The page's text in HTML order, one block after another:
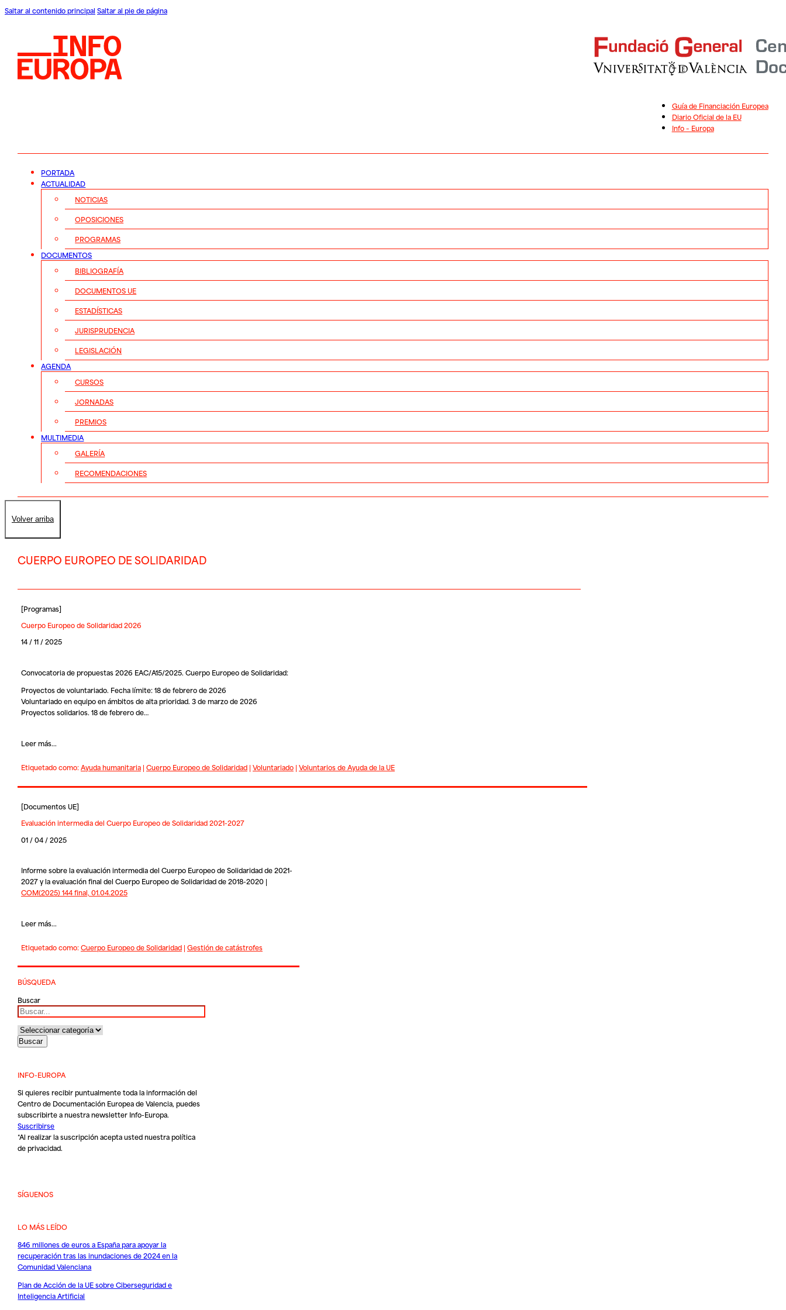
Saltar al contenido principal Saltar al pie de página
Guía de Financiación Europea
Diario Oficial de la EU
Info – Europa
PORTADA
ACTUALIDAD
NOTICIAS
OPOSICIONES
PROGRAMAS
DOCUMENTOS
BIBLIOGRAFÍA
DOCUMENTOS UE
ESTADÍSTICAS
JURISPRUDENCIA
LEGISLACIÓN
AGENDA
CURSOS
JORNADAS
PREMIOS
MULTIMEDIA
GALERÍA
RECOMENDACIONES
Volver arriba
CUERPO EUROPEO DE SOLIDARIDAD
[Programas]
Cuerpo Europeo de Solidaridad 2026
14 / 11 / 2025
Convocatoria de propuestas 2026 EAC/A15/2025. Cuerpo Europeo de Solidaridad:
Proyectos de voluntariado. Fecha límite: 18 de febrero de 2026
Voluntariado en equipo en ámbitos de alta prioridad. 3 de marzo de 2026
Proyectos solidarios. 18 de febrero de…
Leer más...
Etiquetado como:Ayuda humanitaria| Cuerpo Europeo de Solidaridad| Voluntariado| Voluntarios de Ayuda de la UE
[Documentos UE]
Evaluación intermedia del Cuerpo Europeo de Solidaridad 2021-2027
01 / 04 / 2025
Informe sobre la evaluación intermedia del Cuerpo Europeo de Solidaridad de 2021-
2027 y la evaluación final del Cuerpo Europeo de Solidaridad de 2018-2020 |
COM(2025) 144 final, 01.04.2025
Leer más...
Etiquetado como:Cuerpo Europeo de Solidaridad| Gestión de catástrofes
BÚSQUEDA
Buscar
INFO-EUROPA
Si quieres recibir puntualmente toda la información del
Centro de Documentación Europea de Valencia, puedes
subscribirte a nuestra newsletter Info-Europa.
Suscribirse
*Al realizar la suscripción acepta usted nuestrapolítica
de privacidad.
SÍGUENOS
LO MÁS LEÍDO
846 millones de euros a España para apoyar la
recuperación tras las inundaciones de 2024 en la
Comunidad Valenciana
Plan de Acción de la UE sobre Ciberseguridad e
Inteligencia Artificial